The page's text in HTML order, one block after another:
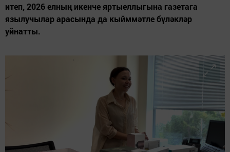
итеп, 2026 елның икенче яртыеллыгына газетага
язылучылар арасында да кыйммәтле бүләкләр
уйнатты.